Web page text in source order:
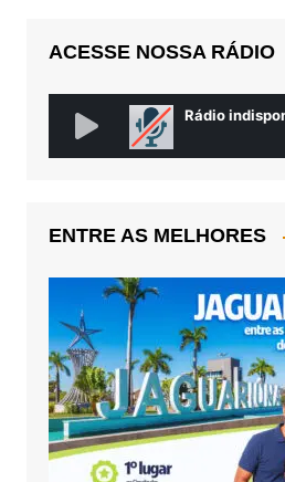
ACESSE NOSSA RÁDIO
ENTRE AS MELHORES